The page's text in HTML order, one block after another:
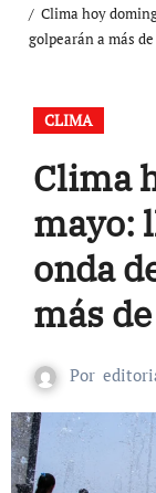
Clima hoy
golpearán a más
CLIMA
Clima
mayo:
onda
más
Por